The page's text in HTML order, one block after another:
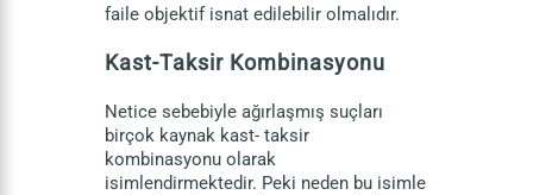
faile objektif isnat edilebilir olmalıdır.
Kast-Taksir Kombinasyonu
Netice sebebiyle ağırlaşmış suçları
birçok kaynak kast- taksir
kombinasyonu olarak
isimlendirmektedir. Peki neden bu isimle